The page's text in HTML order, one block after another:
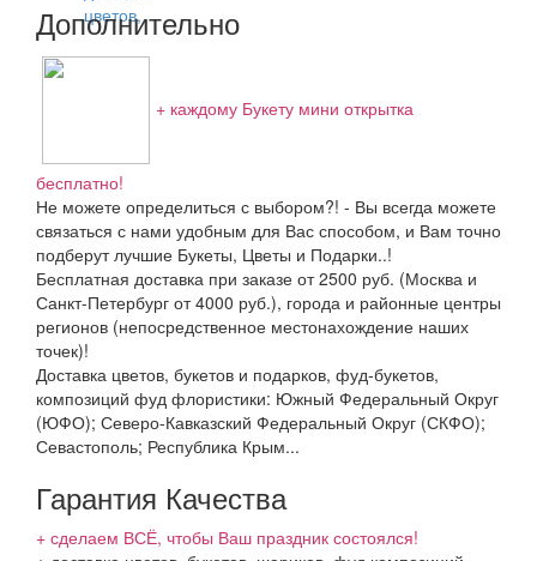
Дополнительно
+ каждому Букету мини открытка
бесплатно!
Не можете определиться с выбором?! - Вы всегда можете
связаться с нами удобным для Вас способом, и Вам точно
подберут лучшие Букеты, Цветы и Подарки..!
Бесплатная доставка при заказе от 2500 руб. (Москва и
Санкт-Петербург от 4000 руб.), города и районные центры
регионов (непосредственное местонахождение наших
точек)!
Доставка цветов, букетов и подарков, фуд-букетов,
композиций фуд флористики: Южный Федеральный Округ
(ЮФО); Северо-Кавказский Федеральный Округ (СКФО);
Севастополь; Республика Крым...
Гарантия Качества
+ сделаем ВСЁ, чтобы Ваш праздник состоялся!